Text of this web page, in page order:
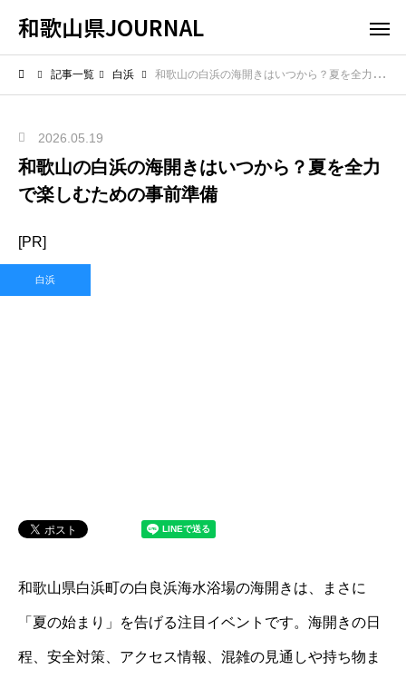
和歌山県JOURNAL
記事一覧 白浜 和歌山の白浜の海開きはいつから？夏を全力で楽しむための事前準備
2026.05.19
和歌山の白浜の海開きはいつから？夏を全力
で楽しむための事前準備
[PR]
白浜
和歌山県白浜町の白良浜海水浴場の海開きは、まさに
「夏の始まり」を告げる注目イベントです。海開きの日
程、安全対策、アクセス情報、混雑の見通しや持ち物ま